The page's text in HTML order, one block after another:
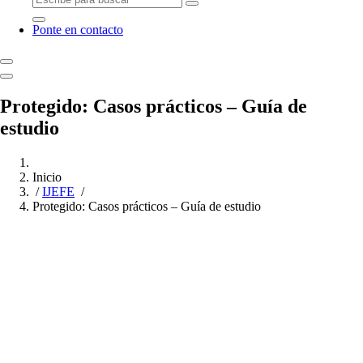
Ponte en contacto
Protegido: Casos prácticos – Guía de
estudio
Inicio
/IJEFE /
Protegido: Casos prácticos – Guía de estudio